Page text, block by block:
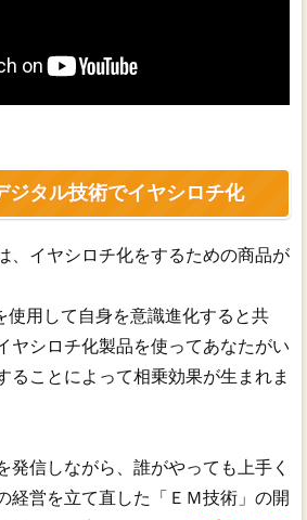
ジタル技術でイヤシロチ化
、イヤシロチ化をするための商品が
使用して自身を意識進化すると共
ヤシロチ化製品を使ってあなたがい
ることによって相乗効果が生まれま
発信しながら、誰がやっても上手く
経営を立て直した「ＥＭ技術」の開